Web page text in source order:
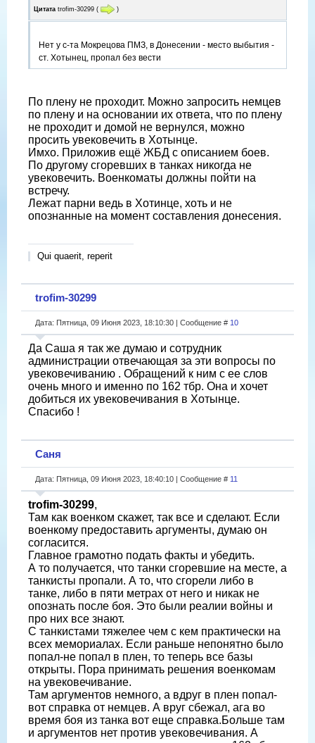
Цитата trofim-30299 ( )
Нет у с-та Мокрецова ПМЗ, в Донесении - место выбытия -
ст. Хотынец, пропал без вести
По плену не проходит. Можно запросить немцев
по плену и на основании их ответа, что по плену
не проходит и домой не вернулся, можно
просить увековечить в Хотынце.
Имхо. Приложив ещё ЖБД с описанием боев.
По другому сгоревших в танках никогда не
увековечить. Военкоматы должны пойти на
встречу.
Лежат парни ведь в Хотинце, хоть и не
опознанные на момент составления донесения.
Qui quaerit, reperit
trofim-30299
Дата: Пятница, 09 Июня 2023, 18:10:30 | Сообщение # 10
Да Саша я так же думаю и сотрудник
администрации отвечающая за эти вопросы по
увековечиванию . Обращений к ним с ее слов
очень много и именно по 162 тбр. Она и хочет
добиться их увековечивания в Хотынце.
Спасибо !
Саня
Дата: Пятница, 09 Июня 2023, 18:40:10 | Сообщение # 11
trofim-30299,
Там как военком скажет, так все и сделают. Если
военкому предоставить аргументы, думаю он
согласится.
Главное грамотно подать факты и убедить.
А то получается, что танки сгоревшие на месте, а
танкисты пропали. А то, что сгорели либо в
танке, либо в пяти метрах от него и никак не
опознать после боя. Это были реалии войны и
про них все знают.
С танкистами тяжелее чем с кем практически на
всех мемориалах. Если раньше непонятно было
попал-не попал в плен, то теперь все базы
открыты. Пора принимать решения военкомам
на увековечивание.
Там аргументов немного, а вдруг в плен попал-
вот справка от немцев. А вруг сбежал, ага во
время боя из танка вот еще справка.Больше там
и аргументов нет против увековечивания. А